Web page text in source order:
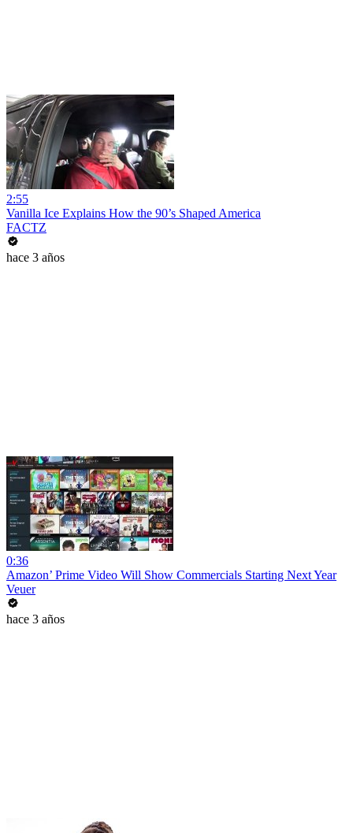
2:55
Vanilla Ice Explains How the 90’s Shaped America
FACTZ
hace 3 años
0:36
Amazon’ Prime Video Will Show Commercials Starting Next Year
Veuer
hace 3 años